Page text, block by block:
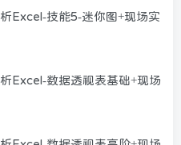
Excel-技能5-迷你图+现场实
Excel-数据透视表基础+现场